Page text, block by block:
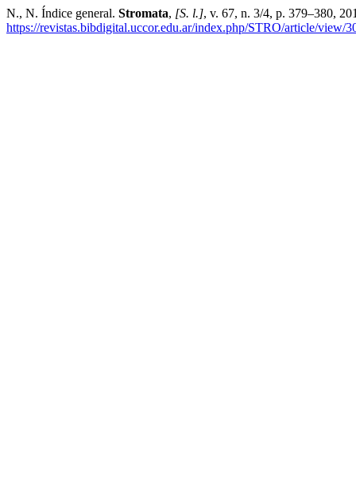
N., N. Índice general. Stromata, [S. l.], v. 67, n. 3/4, p. 379–380,
https://revistas.bibdigital.uccor.edu.ar/index.php/STRO/article/view/